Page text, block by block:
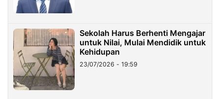
Sekolah Harus Berhenti Mengajar
untuk Nilai, Mulai Mendidik untuk
Kehidupan
23/07/2026 - 19:59